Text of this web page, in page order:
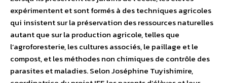
expérimentent et sont formés à des techniques agricoles
qui insistent sur la préservation des ressources naturelles
autant que sur la production agricole, telles que
l’agroforesterie, les cultures associés, le paillage et le
compost, et les méthodes non chimiques de contrôle des
parasites et maladies. Selon Joséphine Tuyishimire,